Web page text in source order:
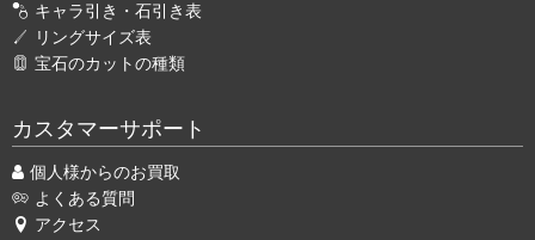
キャラ引き・石引き表
リングサイズ表
宝石のカットの種類
カスタマーサポート
個人様からのお買取
よくある質問
アクセス